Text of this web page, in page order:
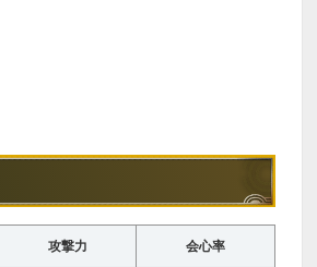
攻撃力 会心率